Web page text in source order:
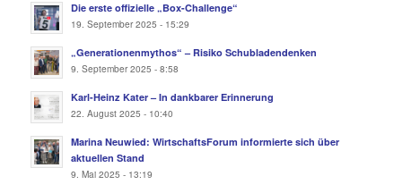
Die erste offizielle „Box-Challenge“
19. September 2025 - 15:29
„Generationenmythos“ – Risiko Schubladendenken
9. September 2025 - 8:58
Karl-Heinz Kater – In dankbarer Erinnerung
22. August 2025 - 10:40
Marina Neuwied: WirtschaftsForum informierte sich über
aktuellen Stand
9. Mai 2025 - 13:19